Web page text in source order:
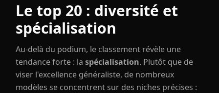
Le top 20 : diversité et
spécialisation
Au-delà du podium, le classement révèle une
tendance forte : la spécialisation. Plutôt que de
viser l'excellence généraliste, de nombreux
modèles se concentrent sur des niches précises :